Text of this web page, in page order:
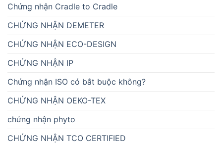
Chứng nhận Cradle to Cradle
CHỨNG NHẬN DEMETER
CHỨNG NHẬN ECO-DESIGN
CHỨNG NHẬN IP
Chứng nhận ISO có bắt buộc không?
CHỨNG NHẬN OEKO-TEX
chứng nhận phyto
CHỨNG NHẬN TCO CERTIFIED